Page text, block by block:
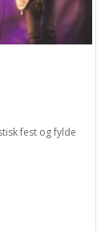
fest og fylde